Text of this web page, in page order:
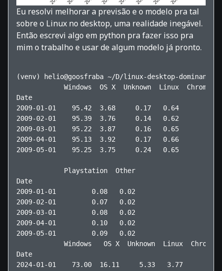
Eu resolvi melhorar a previsão e o modelo pra tal
sobre o Linux no desktop, uma realidade inegável.
Então escrevi algo em python pra fazer isso pra
mim o trabalho e usar de algum modelo já pronto.
(venv) helio@goosfraba ~/D/linux-desktop-
Windows  OS X  Unknown  Linux  Chrome
2009-01-01    95.42  3.68     0.17   0.64
2009-02-01    95.39  3.76     0.14   0.62
2009-03-01    95.22  3.87     0.16   0.65
2009-04-01    95.13  3.92     0.17   0.66
2009-05-01    95.25  3.75     0.24   0.65
            Playstation  Other
Date
2009-01-01         0.08   0.02
2009-02-01         0.07   0.02
2009-03-01         0.08   0.02
2009-04-01         0.10   0.02
2009-05-01         0.09   0.02
Windows   OS X  Unknown  Linux  Chrome
2024-01-01    73.00  16.11     5.33   3.77